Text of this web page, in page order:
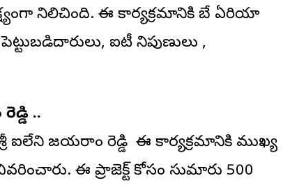
నిలిచింది. ఈ కార్యక్రమానికి బే ఏరియా
ఐటీ నిపుణులు ,
..
ఐలేని జయరాం రెడ్డి ఈ కార్యక్రమానికి ముఖ్య
ఈ ప్రాజెక్ట్ కోసం సుమారు 500